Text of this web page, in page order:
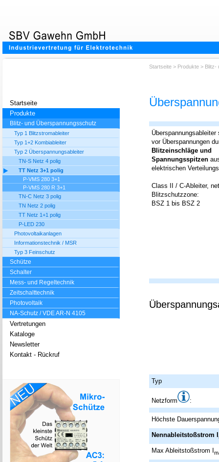
Startseite
Produkte
Blitz- und Überspannungsschutz
Typ 1 Blitzstromableiter
Typ 1+2 Kombiableiter
Typ 2 Überspannungsableiter
TN-S Netz 4 polig
TT Netz 3+1 polig
P-VMS 280 3+1
P-VMS 280 R 3+1
TN-C Netz 3 polig
TN Netz 2 polig
TT Netz 1+1 polig
P-LED 230
Photovoltaikanlagen
Informationstechnik / MSR
Typ 3 Feinschutz
Schütze
Schalter
Mess- und Regeltechnik
Zeitschalttechnik
Photovoltaik
NA-Schutz / VDE AR-N 4105
Vertretungen
Kataloge
Newsletter
Kontakt - Rückruf
Startseite > Produkte > Blitz-
Überspannungsableiter
vor Überspannungen
Blitzeinschläge und
Spannungsspitzen
elektrischen
Class II / C-Ableiter,
Blitzschutzzone:
BSZ 1 bis BSZ 2
Typ
Netzform :
Höchste
Nennableitstoßstrom I
Max Ableitstoßstrom I